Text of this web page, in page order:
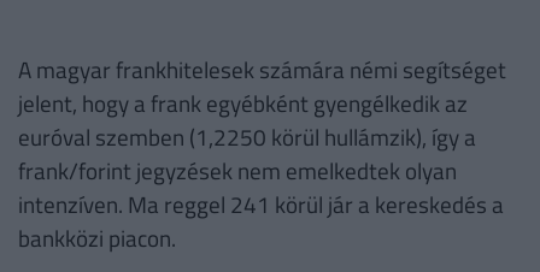
A magyar frankhitelesek számára némi segítséget
jelent, hogy a frank egyébként gyengélkedik az
euróval szemben (1,2250 körül hullámzik), így a
frank/forint jegyzések nem emelkedtek olyan
intenzíven. Ma reggel 241 körül jár a kereskedés a
bankközi piacon.